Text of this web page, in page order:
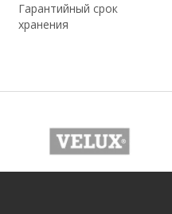
Гарантийный срок
хранения